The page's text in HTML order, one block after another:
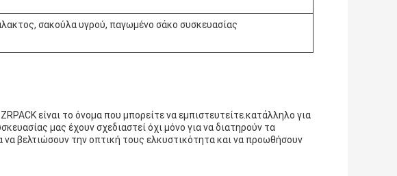
σακούλα υγρού, παγωμένο σάκο συσκευασίας
είναι το όνομα που μπορείτε να εμπιστευτείτε.κατάλληλο για
μας έχουν σχεδιαστεί όχι μόνο για να διατηρούν τα
βελτιώσουν την οπτική τους ελκυστικότητα και να προωθήσουν